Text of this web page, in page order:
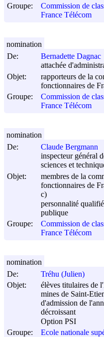
Groupe:
Commission de
France Télécom
De:
Bernadette Dagnac
attachée
Objet:
rapporteurs de la
fonctionnaires de
Groupe:
Commission de
France Télécom
nomination
De:
Claude Bergmann
inspecteur général
sciences et
Objet:
membres de la
fonctionnaires de
c)
personnalité
publique
Groupe:
Commission de
France Télécom
nomination
De:
Tréhu (Julien)
Objet:
élèves titulaires de
mines de Saint-
d'admission de
décroissant
Option PSI
Groupe:
Ecole nationale
nomination